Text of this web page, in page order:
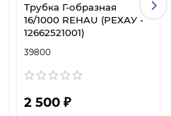
Трубка Г-образная
16/1000 REHAU (РЕХАУ -
12662521001)
39800
2 500 ₽